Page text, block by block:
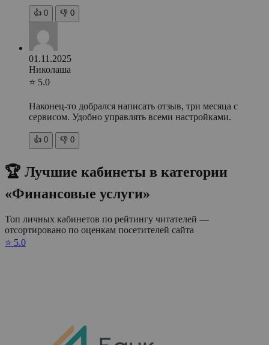
👍 0 👎 0
01.11.2025
Николаша
⭐ 5.0
Наконец-то добрался написать отзыв, три месяца с
сервисом. Удобно управлять всеми настройками.
👍 0 👎 0
🏆 Лучшие кабинеты в категории
«Финансовые услуги»
Топ личных кабинетов по рейтингу читателей —
отсортировано по оценкам посетителей сайта
⭐ 5.0